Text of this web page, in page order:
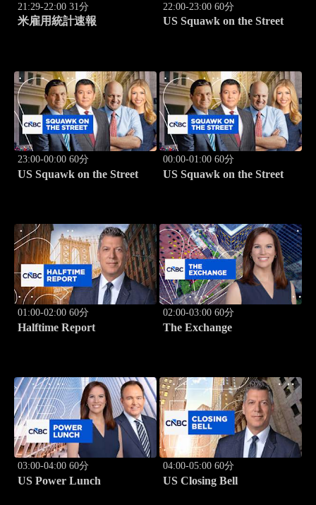
21:29-22:00 31分
米雇用統計速報
22:00-23:00 60分
US Squawk on the Street
23:00-00:00 60分
US Squawk on the Street
00:00-01:00 60分
US Squawk on the Street
01:00-02:00 60分
Halftime Report
02:00-03:00 60分
The Exchange
03:00-04:00 60分
US Power Lunch
04:00-05:00 60分
US Closing Bell